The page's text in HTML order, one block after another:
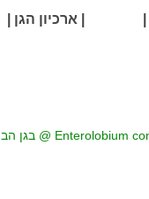
| ארכיון הגן |